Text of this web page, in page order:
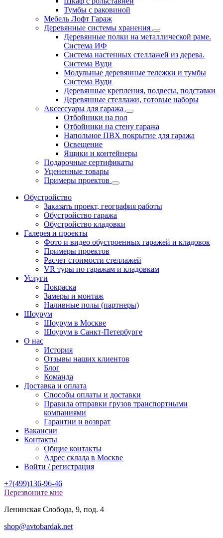
Тумбы с раковиной
Мебель Лофт Гараж
Деревянные системы хранения
Деревянные полки на металлической раме.
Система ИФ
Система настенных стеллажей из дерева.
Система Вуди
Модульные деревянные тележки и тумбы
Система Вуди
Деревянные крепления, подвесы, подставки
Деревянные стеллажи, готовые наборы
Аксессуары для гаража
Отбойники на пол
Отбойники на стену гаража
Напольное ПВХ покрытие для гаража
Освещение
Ящики и контейнеры
Подарочные сертификаты
Уцененные товары
Примеры проектов
Обустройство
Заказать проект, география работы
Обустройство гаража
Обустройство кладовки
Галерея и проекты
Фото и видео обустроенных гаражей и кладовок
Примеры проектов
Расчет стоимости стеллажей
VR туры по гаражам и кладовкам
Услуги
Покраска
Замеры и монтаж
Наливные полы (партнеры)
Шоурум
Шоурум в Москве
Шоурум в Санкт-Петербурге
О нас
История
Отзывы наших клиентов
Блог
Команда
Доставка и оплата
Способы оплаты и доставки
Правила отправки грузов транспортными
компаниями
Гарантии и возврат
Вакансии
Контакты
Общие контакты
Адрес склада в Москве
Войти / регистрация
+7(499)136-96-46
Перезвоните мне
Ленинская Слобода, 9, под. 4
shop@avtobardak.net